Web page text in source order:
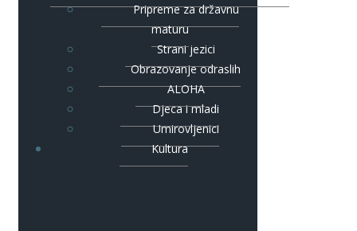
Pripreme za državnu
maturu
Strani jezici
Obrazovanje odraslih
ALOHA
Djeca i mladi
Umirovljenici
Kultura